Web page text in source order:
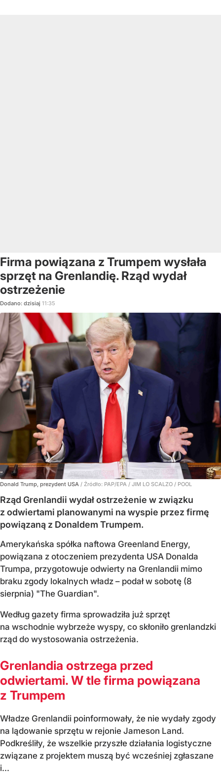
Firma powiązana z Trumpem wysłała
sprzęt na Grenlandię. Rząd wydał
ostrzeżenie
Dodano: dzisiaj 11:35
Donald Trump, prezydent USA / Źródło: PAP/EPA / JIM LO SCALZO / POOL
Rząd Grenlandii wydał ostrzeżenie w związku
z odwiertami planowanymi na wyspie przez firmę
powiązaną z Donaldem Trumpem.
Amerykańska spółka naftowa Greenland Energy,
powiązana z otoczeniem prezydenta USA Donalda
Trumpa, przygotowuje odwierty na Grenlandii mimo
braku zgody lokalnych władz – podał w sobotę (8
sierpnia) "The Guardian".
Według gazety firma sprowadziła już sprzęt
na wschodnie wybrzeże wyspy, co skłoniło grenlandzki
rząd do wystosowania ostrzeżenia.
Grenlandia ostrzega przed
odwiertami. W tle firma powiązana
z Trumpem
Władze Grenlandii poinformowały, że nie wydały zgody
na lądowanie sprzętu w rejonie Jameson Land.
Podkreśliły, że wszelkie przyszłe działania logistyczne
związane z projektem muszą być wcześniej zgłaszane
i...